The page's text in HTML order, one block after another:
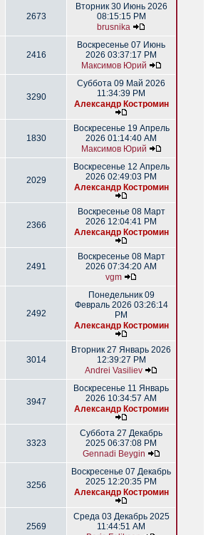
2673
Вторник 30 Июнь 2026
08:15:15 PM
brusnika
2416
Воскресенье 07 Июнь
2026 03:37:17 PM
Максимов Юрий
3290
Суббота 09 Май 2026
11:34:39 PM
Александр Костромин
1830
Воскресенье 19 Апрель
2026 01:14:40 AM
Максимов Юрий
2029
Воскресенье 12 Апрель
2026 02:49:03 PM
Александр Костромин
2366
Воскресенье 08 Март
2026 12:04:41 PM
Александр Костромин
2491
Воскресенье 08 Март
2026 07:34:20 AM
vgm
2492
Понедельник 09
Февраль 2026 03:26:14
PM
Александр Костромин
3014
Вторник 27 Январь 2026
12:39:27 PM
Andrei Vasiliev
3947
Воскресенье 11 Январь
2026 10:34:57 AM
Александр Костромин
3323
Суббота 27 Декабрь
2025 06:37:08 PM
Gennadi Beygin
3256
Воскресенье 07 Декабрь
2025 12:20:35 PM
Александр Костромин
2569
Среда 03 Декабрь 2025
11:44:51 AM